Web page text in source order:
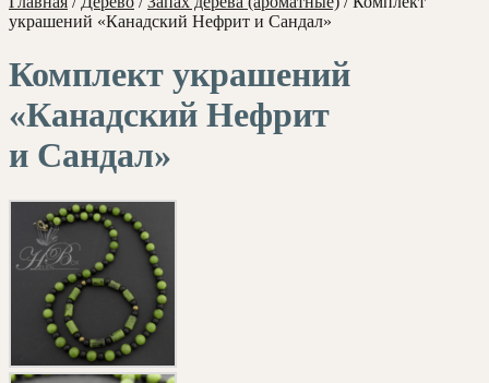
украшений «Канадский Нефрит и Сандал»
Комплект украшений
«Канадский Нефрит
и Сандал»